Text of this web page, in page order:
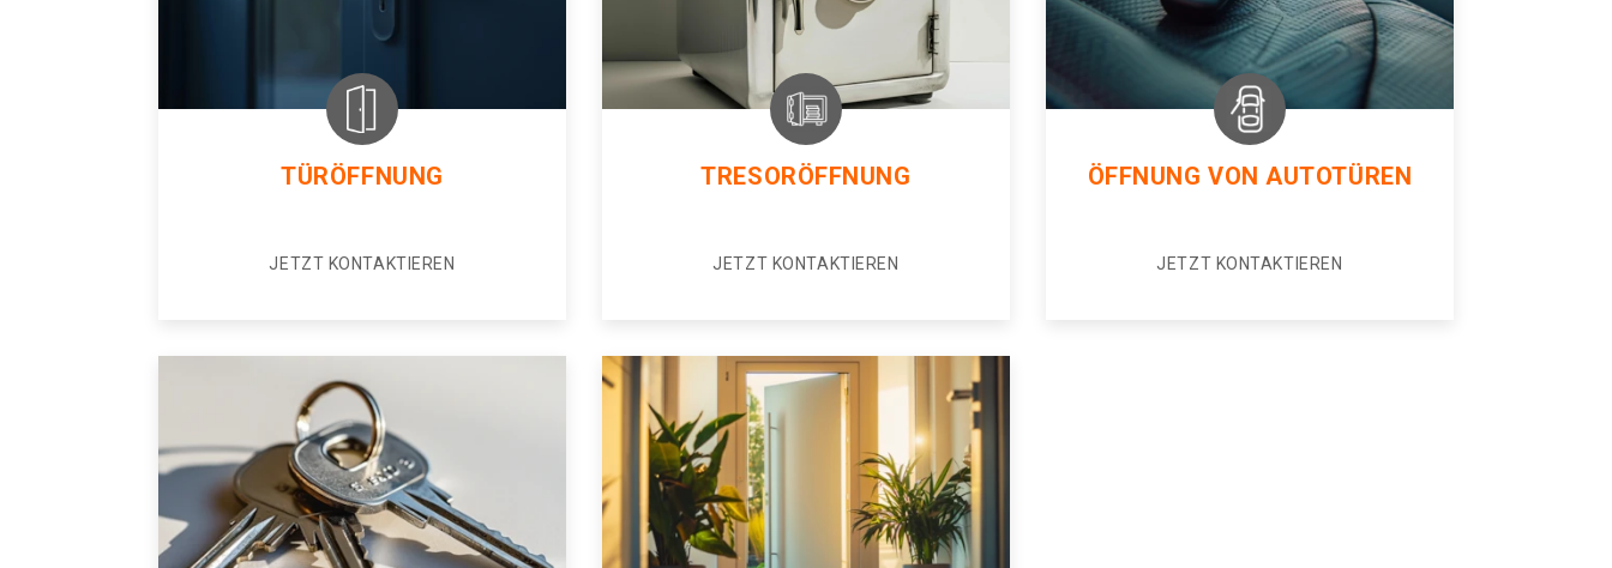
TÜRÖFFNUNG
JETZT KONTAKTIEREN
TRESORÖFFNUNG
JETZT KONTAKTIEREN
ÖFFNUNG VON AUTOTÜREN
JETZT KONTAKTIEREN